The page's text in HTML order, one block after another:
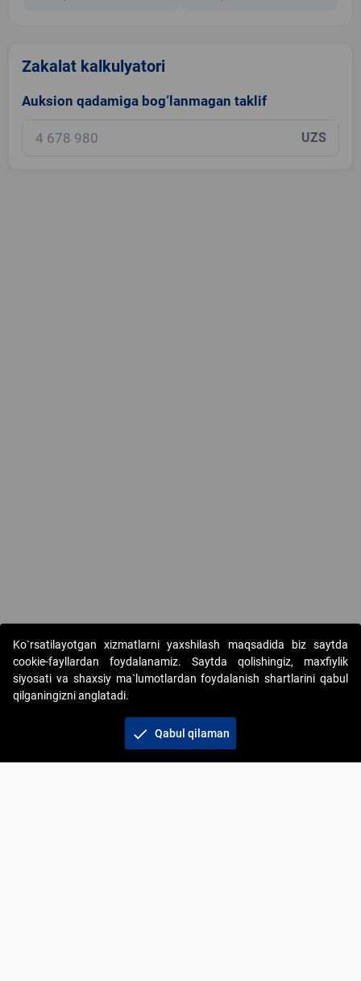
Zakalat kalkulyatori
Auksion qadamiga bog‘lanmagan taklif
UZS
Copyright © 2017-2026. "Elektron onlayn-auksionlarni
tashkil etish" AJ. Barcha huquqlar himoyalangan
Ko`rsatilayotgan xizmatlarni yaxshilash maqsadida biz saytda
cookie-fayllardan foydalanamiz. Saytda qolishingiz, maxfiylik
siyosati va shaxsiy ma`lumotlardan foydalanish shartlarini qabul
qilganingizni anglatadi.
check Qabul qilaman